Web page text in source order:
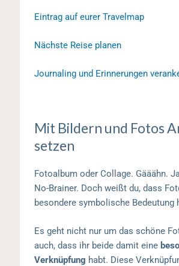
Eintrag auf eurer Travelmap
Nächste Reise planen
Journaling und Erinnerungen
Mit Bildern und Fotos
setzen
Fotoalbum oder Collage. Gääähn.
No-Brainer. Doch weißt du, dass
besondere symbolische Bedeutung
Es geht nicht nur um das schöne
auch, dass ihr beide damit eine
Verknüpfung habt. Diese